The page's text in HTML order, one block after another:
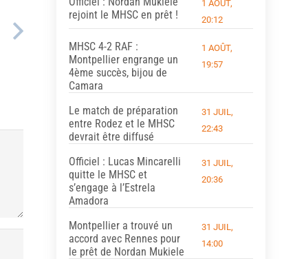
rejoint le MHSC en prêt !
1 AOÛT,
20:12
MHSC 4-2 RAF :
Montpellier engrange un
4ème succès, bijou de
Camara
1 AOÛT,
19:57
Le match de préparation
entre Rodez et le MHSC
devrait être diffusé
31 JUIL,
22:43
Officiel : Lucas Mincarelli
quitte le MHSC et
s’engage à l’Estrela
Amadora
31 JUIL,
20:36
Montpellier a trouvé un
accord avec Rennes pour
le prêt de Nordan Mukiele
31 JUIL,
14:00